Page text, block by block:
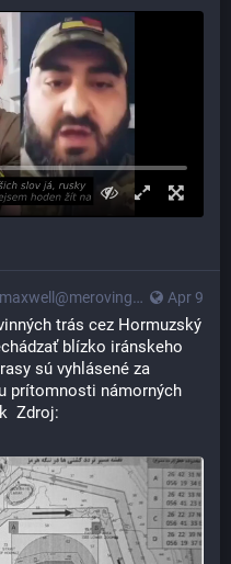
Apr 9
trás cez Hormuzský
blízko iránskeho
sú vyhlásené za
prítomnosti námorných
Zdroj: